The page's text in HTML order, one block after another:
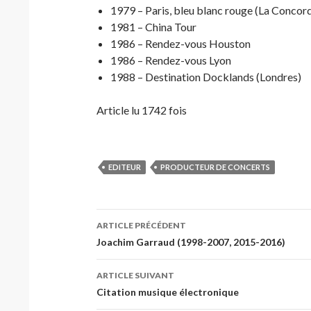
1979 – Paris, bleu blanc rouge (La
1981 – China Tour
1986 – Rendez-vous Houston
1986 – Rendez-vous Lyon
1988 – Destination Docklands (Londres)
Article lu 1742 fois
EDITEUR PRODUCTEUR DE CONCERTS
Navigation
des
articles
ARTICLE PRÉCÉDENT
Joachim Garraud (1998-2007, 2015-2016)
ARTICLE SUIVANT
Citation musique électronique